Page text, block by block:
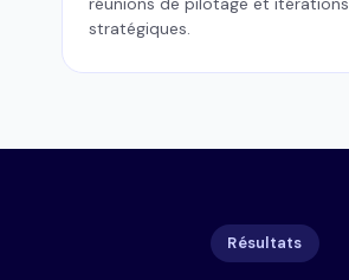
stratégiques.
Résultats